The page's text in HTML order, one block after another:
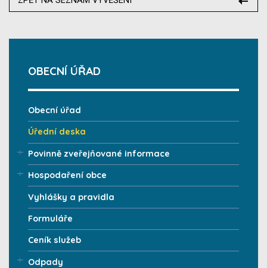
OBECNÍ ÚŘAD
Obecní úřad
Úřední deska
Povinně zveřejňované informace
Hospodaření obce
Vyhlášky a pravidla
Formuláře
Ceník služeb
Odpady